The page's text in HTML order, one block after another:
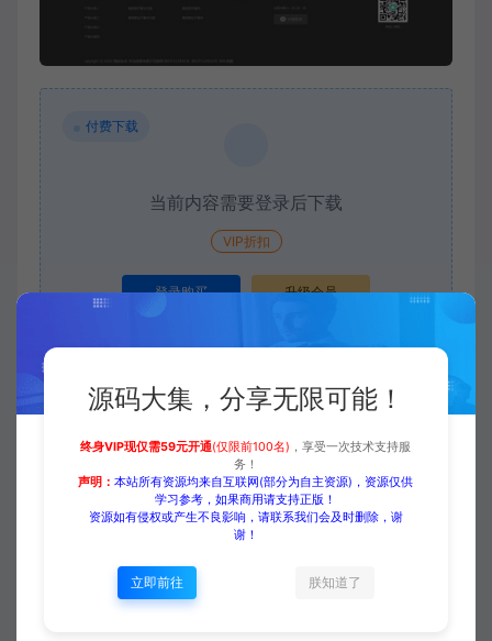
付费下载
当前内容需要登录后下载
VIP折扣
登录购买 升级会员
收藏 (0) 打赏 点赞 ( 0)
源码大集 HTML模板 【中文模板】通讯科技 黑色款 响应式模
https://www.yuanmadaji.com/1810.html
源码大集，分享无限可能！
终身VIP现仅需59元开通(仅限前100名) ，享受一次技术支持服
务！
声明：本站所有资源均来自互联网(部分为自主资源)，资源仅供
学习参考，如果商用请支持正版！
资源如有侵权或产生不良影响，请联系我们会及时删除，谢
谢！
立即前往 朕知道了